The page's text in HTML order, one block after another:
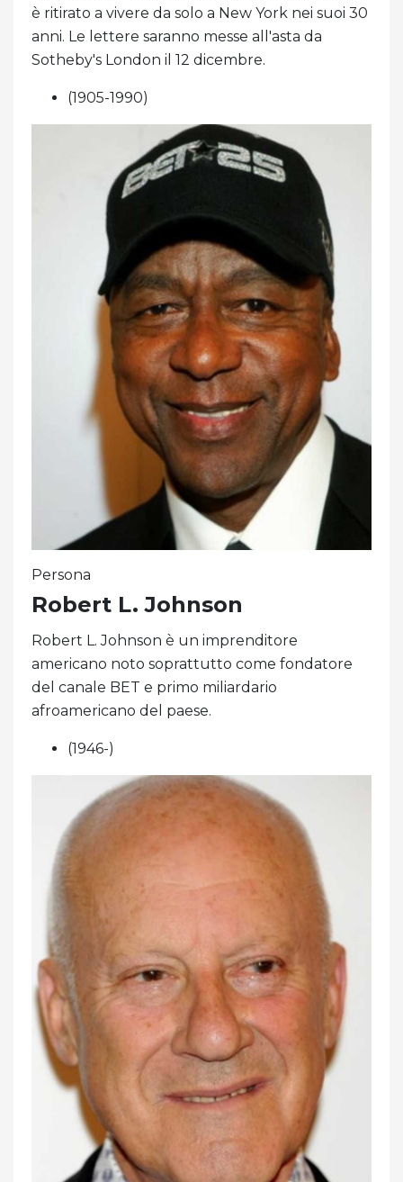
è ritirato a vivere da solo a New York nei suoi 30
anni. Le lettere saranno messe all'asta da
Sotheby's London il 12 dicembre.
(1905-1990)
Persona
Robert L. Johnson
Robert L. Johnson è un imprenditore
americano noto soprattutto come fondatore
del canale BET e primo miliardario
afroamericano del paese.
(1946-)